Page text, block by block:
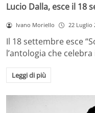
Lucio Dalla, esce il 18
Ivano Moriello 22 Luglio
Il 18 settembre esce
l’antologia che
Leggi di più